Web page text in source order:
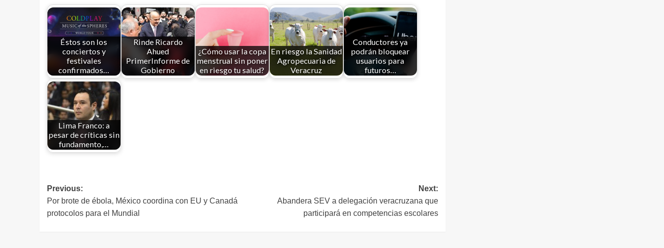
Éstos son los
conciertos y
festivales
confirmados…
Rinde Ricardo
Ahued
PrimerInforme de
Gobierno
¿Cómo usar la copa
menstrual sin poner
en riesgo tu salud?
En riesgo la Sanidad
Agropecuaria de
Veracruz
Conductores ya
podrán bloquear
usuarios para
futuros…
Lima Franco: a
pesar de críticas sin
fundamento,…
Previous:
Por brote de ébola, México coordina con EU y Canadá
protocolos para el Mundial
Next:
Abandera SEV a delegación veracruzana que
participará en competencias escolares